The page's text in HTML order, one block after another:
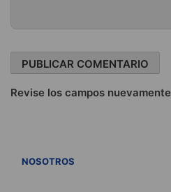
Revise los campos nuevamente
NOSOTROS